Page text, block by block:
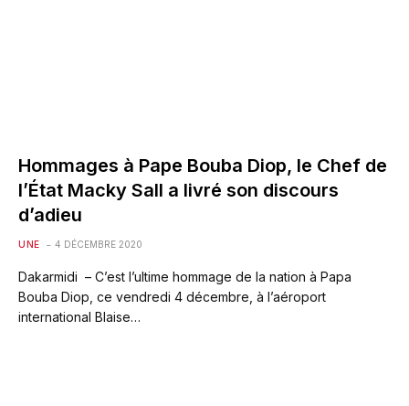
Hommages à Pape Bouba Diop, le Chef de
l’État Macky Sall a livré son discours
d’adieu
UNE 4 DÉCEMBRE 2020
Dakarmidi – C’est l’ultime hommage de la nation à Papa
Bouba Diop, ce vendredi 4 décembre, à l’aéroport
international Blaise…